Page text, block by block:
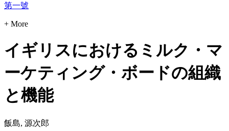
第一號
+ More
イギリスにおけるミルク・マ
ーケティング・ボードの組織
と機能
飯島, 源次郎